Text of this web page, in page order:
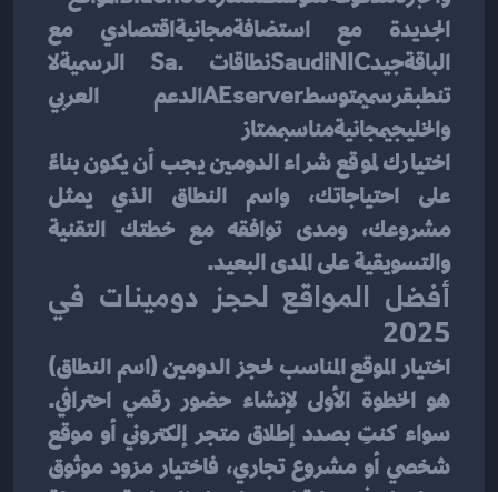
الباقةجيدSaudiNICنطاقات .sa الرسميةلا
والخليجيمجانيةمناسبممتاز
والتسويقية على المدى البعيد.
2025